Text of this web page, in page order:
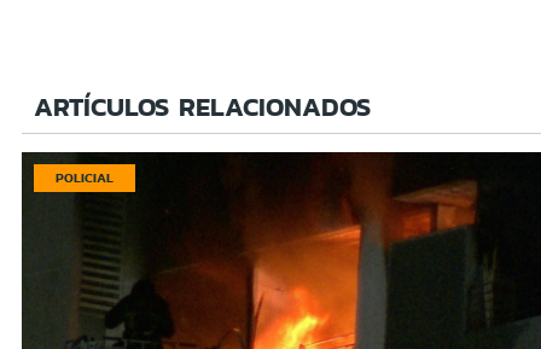
ARTÍCULOS RELACIONADOS
POLICIAL